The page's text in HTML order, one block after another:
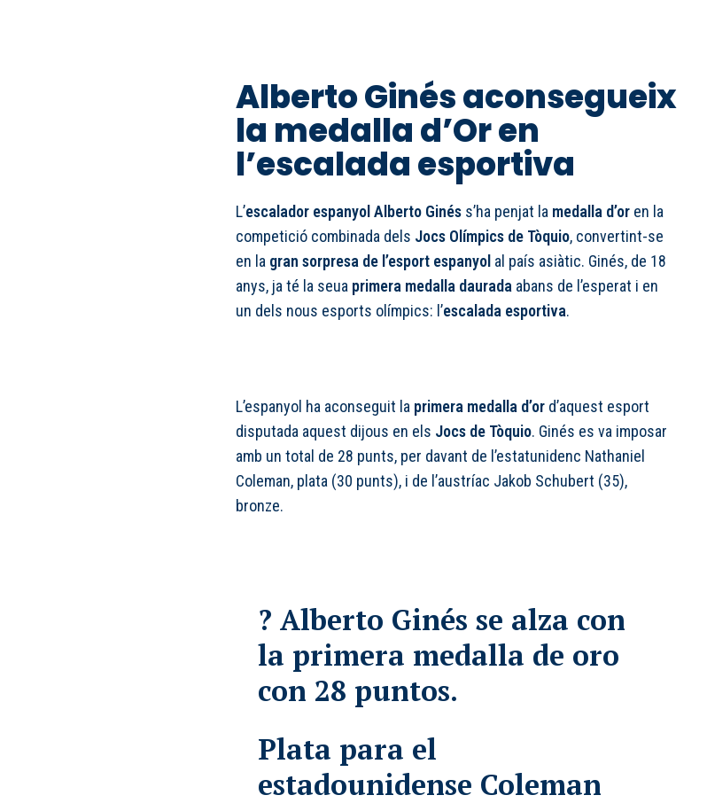
Alberto Ginés aconsegueix
la medalla d’Or en
l’escalada esportiva
L’escalador espanyol Alberto Ginés s’ha penjat la medalla d’or en la
competició combinada dels Jocs Olímpics de Tòquio, convertint-se
en la gran sorpresa de l’esport espanyol al país asiàtic. Ginés, de 18
anys, ja té la seua primera medalla daurada abans de l’esperat i en
un dels nous esports olímpics: l’escalada esportiva.
L’espanyol ha aconseguit la primera medalla d’or d’aquest esport
disputada aquest dijous en els Jocs de Tòquio. Ginés es va imposar
amb un total de 28 punts, per davant de l’estatunidenc Nathaniel
Coleman, plata (30 punts), i de l’austríac Jakob Schubert (35),
bronze.
? Alberto Ginés se alza con
la primera medalla de oro
con 28 puntos.
Plata para el
estadounidense Coleman